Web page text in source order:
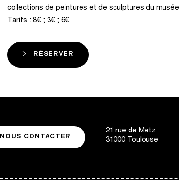
collections de peintures et de sculptures du
Tarifs : 8€ ; 3€ ; 6€
RÉSERVER
NOUS CONTACTER
21 rue de Metz
31000 Toulouse